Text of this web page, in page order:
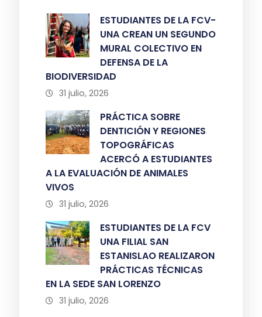
ESTUDIANTES DE LA FCV-
UNA CREAN UN SEGUNDO
MURAL COLECTIVO EN
DEFENSA DE LA
BIODIVERSIDAD
31 julio, 2026
PRÁCTICA SOBRE
DENTICIÓN Y REGIONES
TOPOGRÁFICAS
ACERCÓ A ESTUDIANTES
A LA EVALUACIÓN DE ANIMALES
VIVOS
31 julio, 2026
ESTUDIANTES DE LA FCV
UNA FILIAL SAN
ESTANISLAO REALIZARON
PRÁCTICAS TÉCNICAS
EN LA SEDE SAN LORENZO
31 julio, 2026